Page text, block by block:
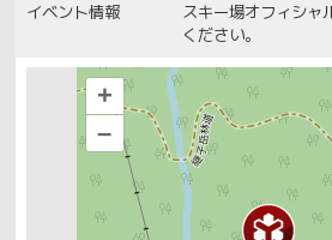
イベント情報
スキー場オフィシャ
ください。
+
–